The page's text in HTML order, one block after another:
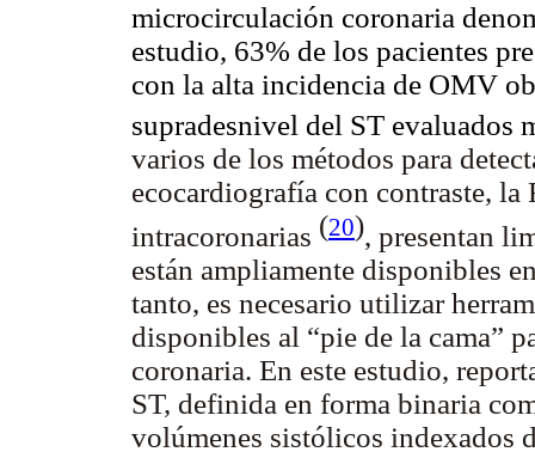
microcirculación coronaria
estudio, 63% de los pacientes
con la alta incidencia de OMV
supradesnivel del ST evaluados
varios de los métodos para
ecocardiografía con contraste,
intracoronarias (20), presentan
están ampliamente disponibles
tanto, es necesario utilizar
disponibles al “pie de la cama”
coronaria. En este estudio,
ST, definida en forma binaria
volúmenes sistólicos indexados